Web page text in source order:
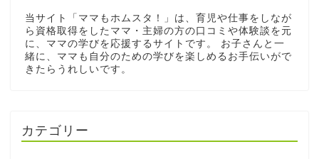
当サイト「ママもホムスタ！」は、育児や仕事をしなが
ら資格取得をしたママ・主婦の方の口コミや体験談を元
に、ママの学びを応援するサイトです。 お子さんと一
緒に、ママも自分のための学びを楽しめるお手伝いがで
きたらうれしいです。
カテゴリー